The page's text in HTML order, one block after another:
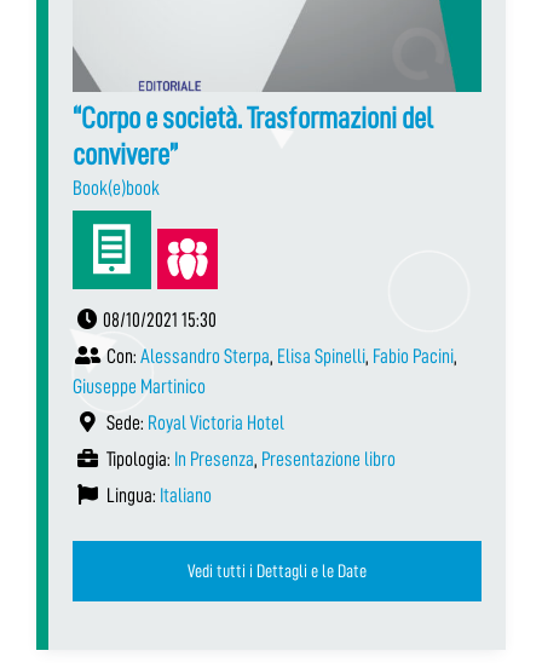
“Corpo e società. Trasformazioni del
convivere”
Book(e)book
08/10/2021 15:30
Con: Alessandro Sterpa, Elisa Spinelli, Fabio Pacini,
Giuseppe Martinico
Sede: Royal Victoria Hotel
Tipologia: In Presenza, Presentazione libro
Lingua: Italiano
Vedi tutti i Dettagli e le Date